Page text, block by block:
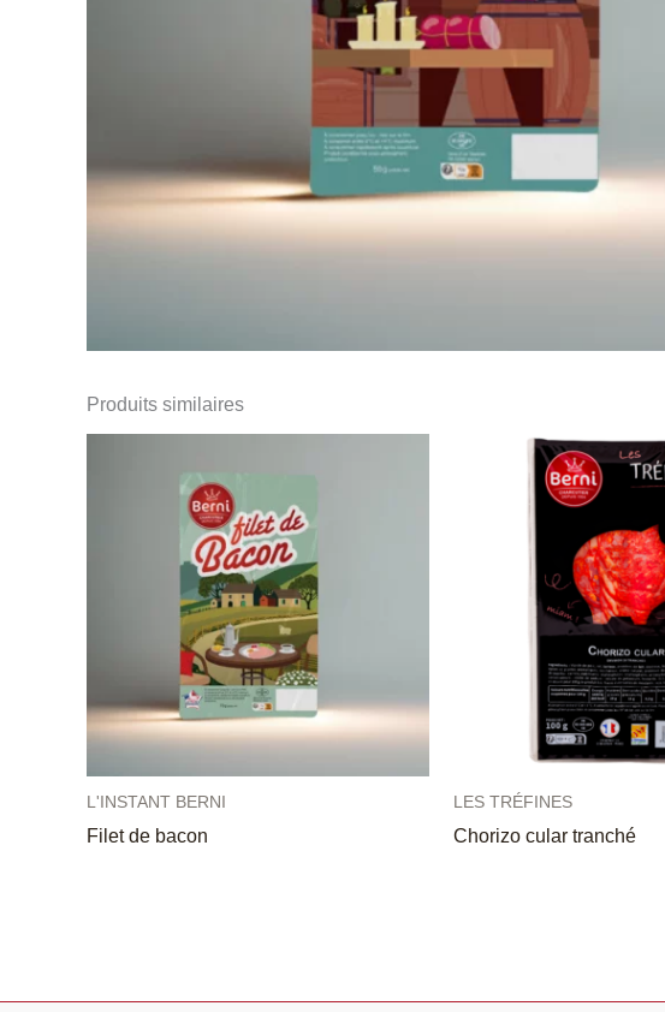
Produits similaires
L'INSTANT BERNI
Filet de bacon
LES TRÉFINES
Chorizo cular tranché